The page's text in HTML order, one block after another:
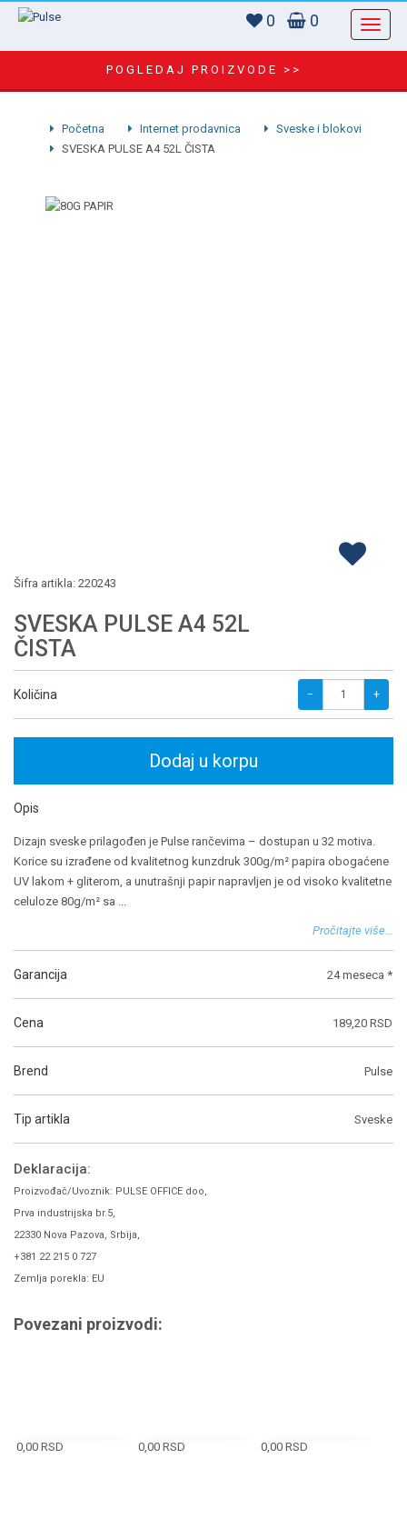
0 0
POGLEDAJ PROIZVODE >>
Početna Internet prodavnica
Sveske i blokovi
SVESKA PULSE A4 52L ČISTA
Šifra artikla: 220243
SVESKA PULSE A4 52L
ČISTA
Količina − +
Dodaj u korpu
Opis
Dizajn sveske prilagođen je Pulse rančevima – dostupan u 32 motiva.
Korice su izrađene od kvalitetnog kunzdruk 300g/m² papira obogaćene
UV lakom + gliterom, a unutrašnji papir napravljen je od visoko kvalitetne
celuloze 80g/m² sa ...
Pročitajte više...
Garancija 24 meseca *
Cena 189,20 RSD
Brend Pulse
Tip artikla Sveske
Deklaracija:
Proizvođač/Uvoznik: PULSE OFFICE doo,
Prva industrijska br.5,
22330 Nova Pazova, Srbija,
+381 22 215 0 727
Zemlja porekla: EU
Povezani proizvodi:
0,00 RSD 0,00RSD 0,00 RSD